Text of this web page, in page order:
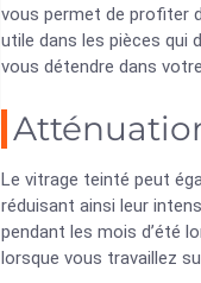
vous permet de profiter
utile dans les pièces qui
vous détendre dans
Le vitrage teinté peut
réduisant ainsi leur
pendant les mois d’été
lorsque vous travaillez